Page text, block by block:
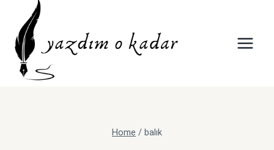
content
Home/balık